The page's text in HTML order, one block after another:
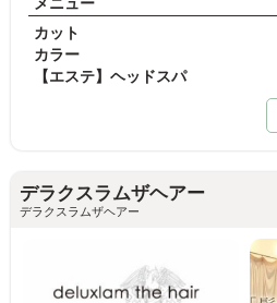
カット
カラー
【エステ】ヘッドスパ
デラクスラムザヘアー
デラクスラムザヘアー